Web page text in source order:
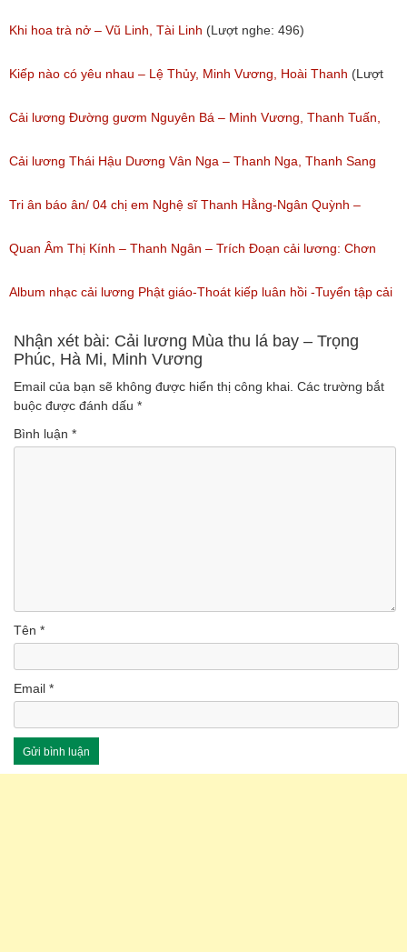
Giàu
(Lượt nghe: 1,251)
Khi hoa trà nở – Vũ Linh, Tài Linh (Lượt nghe: 496)
Kiếp nào có yêu nhau – Lệ Thủy, Minh Vương, Hoài Thanh (Lượt
nghe: 1,060)
Cải lương Đường gươm Nguyên Bá – Minh Vương, Thanh Tuấn,
Thanh Kim Huệ, Chí Tâm, Thanh Sang
(Lượt nghe: 1,227)
Cải lương Thái Hậu Dương Vân Nga – Thanh Nga, Thanh Sang
nguyên tuồng
(Lượt nghe: 865)
Tri ân báo ân/ 04 chị em Nghệ sĩ Thanh Hằng-Ngân Quỳnh –
Thanh Ngọc – NSƯT Thanh Ngân
(Lượt nghe: 527)
Quan Âm Thị Kính – Thanh Ngân – Trích Đoạn cải lương: Chơn
Tâm 6
(Lượt nghe: 622)
Album nhạc cải lương Phật giáo-Thoát kiếp luân hồi -Tuyển tập cải
lương NSUT Thanh Ngân hay nhất
(Lượt nghe: 606)
Nhận xét bài: Cải lương Mùa thu lá bay – Trọng
Phúc, Hà Mi, Minh Vương
Email của bạn sẽ không được hiển thị công khai. Các trường bắt
buộc được đánh dấu *
Bình luận *
Tên *
Email *